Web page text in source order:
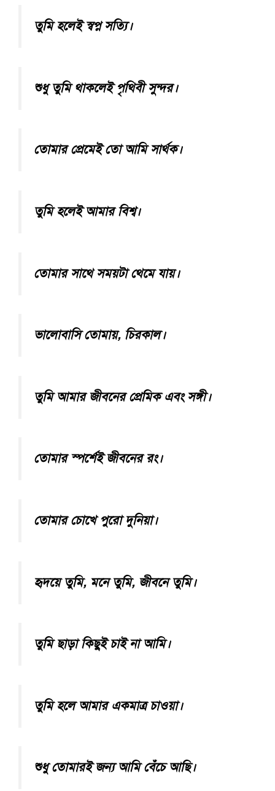
তুমি হলেই স্বপ্ন সত্যি।
শুধু তুমি থাকলেই পৃথিবী সুন্দর।
তোমার প্রেমেই তো আমি সার্থক।
তুমি হলেই আমার বিশ্ব।
তোমার সাথে সময়টা থেমে যায়।
ভালোবাসি তোমায়, চিরকাল।
তুমি আমার জীবনের প্রেমিক এবং সঙ্গী।
তোমার স্পর্শেই জীবনের রং।
তোমার চোখে পুরো দুনিয়া।
হৃদয়ে তুমি, মনে তুমি, জীবনে তুমি।
তুমি ছাড়া কিছুই চাই না আমি।
তুমি হলে আমার একমাত্র চাওয়া।
শুধু তোমারই জন্য আমি বেঁচে আছি।